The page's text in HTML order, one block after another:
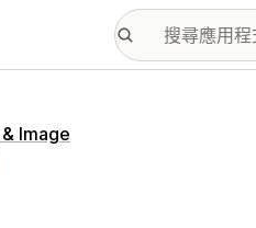
Image